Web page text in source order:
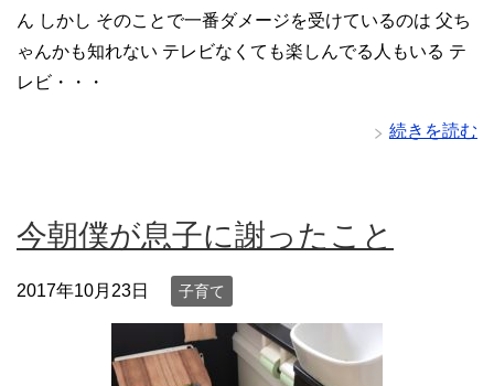
ん しかし そのことで一番ダメージを受けているのは 父ち
ゃんかも知れない テレビなくても楽しんでる人もいる テ
レビ・・・
続きを読む
今朝僕が息子に謝ったこと
2017年10月23日 子育て